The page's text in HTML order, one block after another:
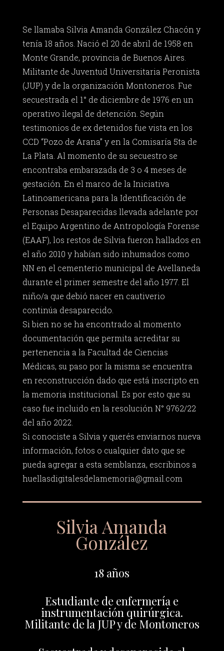
Se llamaba Silvia Amanda González Chacón y
tenía 18 años. Nació el 20 de abril de 1958 en
Monte Grande, provincia de Buenos Aires.
Militante de Juventud Universitaria Peronista
(JUP) y de la organización Montoneros. Fue
secuestrada el 1° de diciembre de 1976 en un
operativo ilegal de detención. Según
testimonios de ex detenidos fue vista en los
CCD “Pozo de Arana” y en la Comisaría 5ta de
La Plata. Al momento de su secuestro se
encontraba embarazada de 3 o 4 meses de
gestación. En el marco de la Iniciativa
Latinoamericana para la Identificación de
Personas Desaparecidas llevada adelante por
el Equipo Argentino de Antropología Forense
(EAAF), los restos de Silvia fueron hallados en
el año 2010 y habían sido inhumados como
NN en el cementerio municipal de Avellaneda
durante el primer semestre del año 1977. El
niño/a que debió nacer en cautiverio
continúa desaparecido.
Si bien no se ha encontrado al momento
documentación que permita acreditar su
pertenencia a la Facultad de Ciencias
Médicas, su paso por la misma se encuentra
en reconstrucción dado que está inscripto en
la memoria institucional. Es por esto que su
caso fue incluido en la resolución N° 9762/22
del año 2022.
Si conociste a Silvia y querés enviarnos nueva
información, fotos o cualquier dato que se
pueda agregar a esta semblanza, escribinos a
huellasdigitalesdelamemoria@gmail.com
Silvia Amanda
González
18 años
Estudiante de enfermería e
instrumentación quirúrgica.
Militante de la JUP y de Montoneros